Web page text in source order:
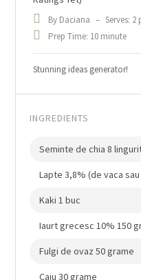
By Daciana – Serves: 2
Prep Time: 10 minute
Stunning ideas generator!
INGREDIENTS
Seminte de chia 8
Lapte 3,8% (de vaca
Kaki 1 buc
Iaurt grecesc 10% 150
Fulgi de ovaz 50 grame
Caju 30 grame